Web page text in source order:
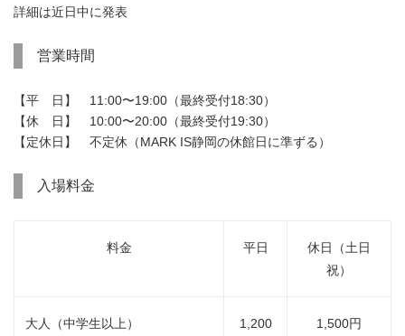
詳細は近日中に発表
営業時間
【平 日】 11:00〜19:00（最終受付18:30）
【休 日】 10:00〜20:00（最終受付19:30）
【定休日】 不定休（MARK IS静岡の休館日に準ずる）
入場料金
料金 平日
休日（土日
祝）
大人（中学生以上）
1,200
1,500円